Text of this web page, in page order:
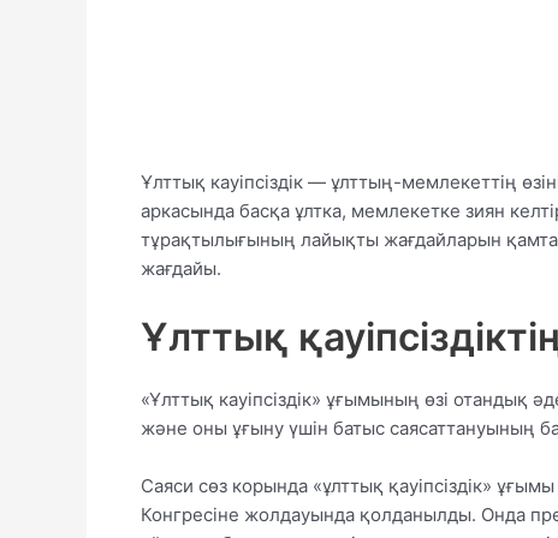
Ұлттық кауіпсіздік — ұлттың-мемлекеттің
аркасында басқа ұлтка, мемлекетке зиян
тұрақтылығының лайықты жағдайларын
жағдайы.
Ұлттық
«Ұлттық кауіпсіздік» ұғымының өзі отандық
және оны ұғыну үшін батыс саясаттануының
Саяси сөз корында «ұлттық қауіпсіздік»
Конгресіне жолдауында қолданылды. Онда